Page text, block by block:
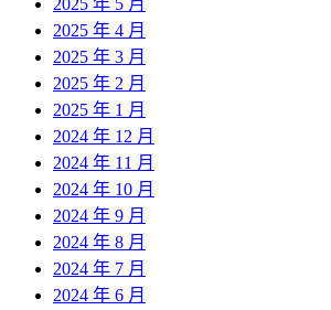
2025 年 5 月
2025 年 4 月
2025 年 3 月
2025 年 2 月
2025 年 1 月
2024 年 12 月
2024 年 11 月
2024 年 10 月
2024 年 9 月
2024 年 8 月
2024 年 7 月
2024 年 6 月